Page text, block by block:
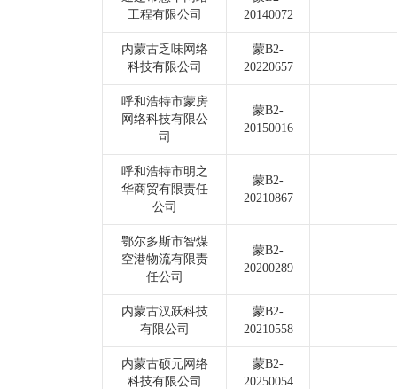
工程有限公司
20140072
内蒙古乏味网络
科技有限公司
蒙B2-
20220657
呼和浩特市蒙房
网络科技有限公
司
蒙B2-
20150016
呼和浩特市明之
华商贸有限责任
公司
蒙B2-
20210867
鄂尔多斯市智煤
空港物流有限责
任公司
蒙B2-
20200289
内蒙古汉跃科技
有限公司
蒙B2-
20210558
内蒙古硕元网络
科技有限公司
蒙B2-
20250054